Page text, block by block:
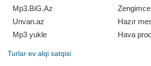
Mp3.BiG.Az
Unvan.az
Hazır
Mp3 yukle
Hava
Turlar ev alqi satqisi